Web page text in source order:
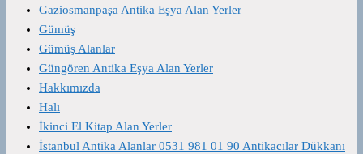
Gaziosmanpaşa Antika Eşya Alan Yerler
Gümüş
Gümüş Alanlar
Güngören Antika Eşya Alan Yerler
Hakkımızda
Halı
İkinci El Kitap Alan Yerler
İstanbul Antika Alanlar 0531 981 01 90 Antikacılar Dükkanı